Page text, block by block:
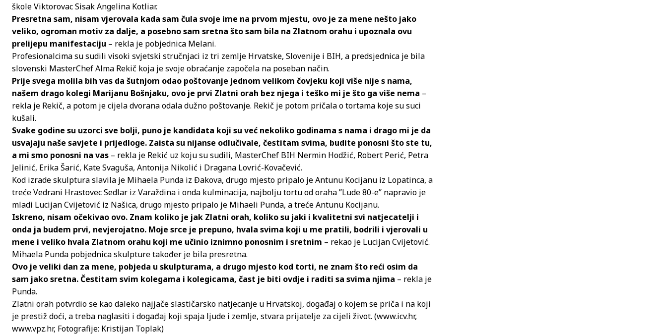
škole Viktorovac Sisak Angelina Kotliar.
Presretna sam, nisam vjerovala kada sam čula svoje ime na prvom mjestu, ovo je za mene nešto jako
veliko, ogroman motiv za dalje, a posebno sam sretna što sam bila na Zlatnom orahu i upoznala ovu
prelijepu manifestaciju – rekla je pobjednica Melani.
Profesionalcima su sudili visoki svjetski stručnjaci iz tri zemlje Hrvatske, Slovenije i BIH, a predsjednica je bila
slovenski MasterChef Alma Rekič koja je svoje obraćanje započela na poseban način.
Prije svega molila bih vas da šutnjom odao poštovanje jednom velikom čovjeku koji više nije s nama,
našem drago kolegi Marijanu Bošnjaku, ovo je prvi Zlatni orah bez njega i teško mi je što ga više nema –
rekla je Rekič, a potom je cijela dvorana odala dužno poštovanje. Rekič je potom pričala o tortama koje su suci
kušali.
Svake godine su uzorci sve bolji, puno je kandidata koji su već nekoliko godinama s nama i drago mi je da
usvajaju naše savjete i prijedloge. Zaista su nijanse odlučivale, čestitam svima, budite ponosni što ste tu,
a mi smo ponosni na vas – rekla je Rekić uz koju su sudili, MasterChef BIH Nermin Hodžić, Robert Perić, Petra
Jelinić, Erika Šarić, Kate Svaguša, Antonija Nikolić i Dragana Lovrić-Kovačević.
Kod izrade skulptura slavila je Mihaela Punda iz Đakova, drugo mjesto pripalo je Antunu Kocijanu iz Lopatinca, a
treće Vedrani Hrastovec Sedlar iz Varaždina i onda kulminacija, najbolju tortu od oraha ”Lude 80-e” napravio je
mladi Lucijan Cvijetović iz Našica, drugo mjesto pripalo je Mihaeli Punda, a treće Antunu Kocijanu.
Iskreno, nisam očekivao ovo. Znam koliko je jak Zlatni orah, koliko su jaki i kvalitetni svi natjecatelji i
onda ja budem prvi, nevjerojatno. Moje srce je prepuno, hvala svima koji u me pratili, bodrili i vjerovali u
mene i veliko hvala Zlatnom orahu koji me učinio iznimno ponosnim i sretnim – rekao je Lucijan Cvijetović.
Mihaela Punda pobjednica skulpture također je bila presretna.
Ovo je veliki dan za mene, pobjeda u skulpturama, a drugo mjesto kod torti, ne znam što reći osim da
sam jako sretna. Čestitam svim kolegama i kolegicama, čast je biti ovdje i raditi sa svima njima – rekla je
Punda.
Zlatni orah potvrdio se kao daleko najjače slastičarsko natjecanje u Hrvatskoj, događaj o kojem se priča i na koji
je prestiž doći, a treba naglasiti i događaj koji spaja ljude i zemlje, stvara prijatelje za cijeli život. (www.icv.hr,
www.vpz.hr, Fotografije: Kristijan Toplak)